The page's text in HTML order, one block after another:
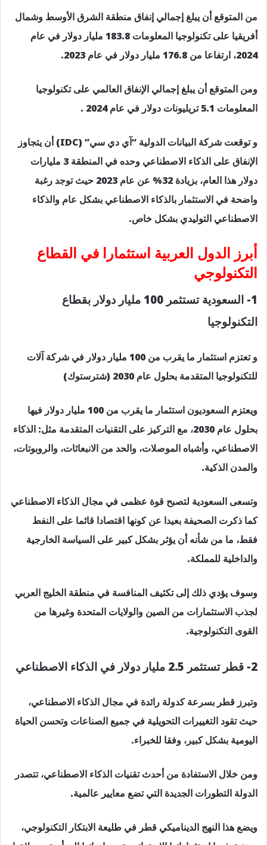
من المتوقع أن يبلغ إجمالي إنفاق منطقة الشرق الأوسط وشمال
أفريقيا على تكنولوجيا المعلومات 183.8 مليار دولار في عام
2024، ارتفاعا من 176.8 مليار دولار في عام 2023.
ومن المتوقع أن يبلغ إجمالي الإنفاق العالمي على تكنولوجيا
المعلومات 5.1 تريليونات دولار في عام 2024 .
و توقعت شركة البيانات الدولية “آي دي سي” (IDC) أن يتجاوز
الإنفاق على الذكاء الاصطناعي وحده في المنطقة 3 مليارات
دولار هذا العام، بزيادة 32% عن عام 2023 حيث توجد رغبة
واضحة في الاستثمار بالذكاء الاصطناعي بشكل عام والذكاء
الاصطناعي التوليدي بشكل خاص.
أبرز الدول العربية استثمارا في القطاع
التكنولوجي
1- السعودية تستثمر 100 مليار دولار بقطاع
التكنولوجيا
و تعتزم استثمار ما يقرب من 100 مليار دولار في شركة آلات
للتكنولوجيا المتقدمة بحلول عام 2030 (شترستوك)
ويعتزم السعوديون استثمار ما يقرب من 100 مليار دولار فيها
بحلول عام 2030، مع التركيز على التقنيات المتقدمة مثل: الذكاء
الاصطناعي، وأشباه الموصلات، والحد من الانبعاثات، والروبوتات،
والمدن الذكية.
وتسعى السعودية لتصبح قوة عظمى في مجال الذكاء الاصطناعي
كما ذكرت الصحيفة بعيدا عن كونها اقتصادا قائما على النفط
فقط، ما من شأنه أن يؤثر بشكل كبير على السياسة الخارجية
والداخلية للمملكة.
وسوف يؤدي ذلك إلى تكثيف المنافسة في منطقة الخليج العربي
لجذب الاستثمارات من الصين والولايات المتحدة وغيرها من
القوى التكنولوجية.
2- قطر تستثمر 2.5 مليار دولار في الذكاء الاصطناعي
وتبرز قطر بسرعة كدولة رائدة في مجال الذكاء الاصطناعي،
حيث تقود التغييرات التحويلية في جميع الصناعات وتحسن الحياة
اليومية بشكل كبير، وفقا للخبراء.
ومن خلال الاستفادة من أحدث تقنيات الذكاء الاصطناعي، تتصدر
الدولة التطورات الجديدة التي تضع معايير عالمية.
ويضع هذا النهج الديناميكي قطر في طليعة الابتكار التكنولوجي،